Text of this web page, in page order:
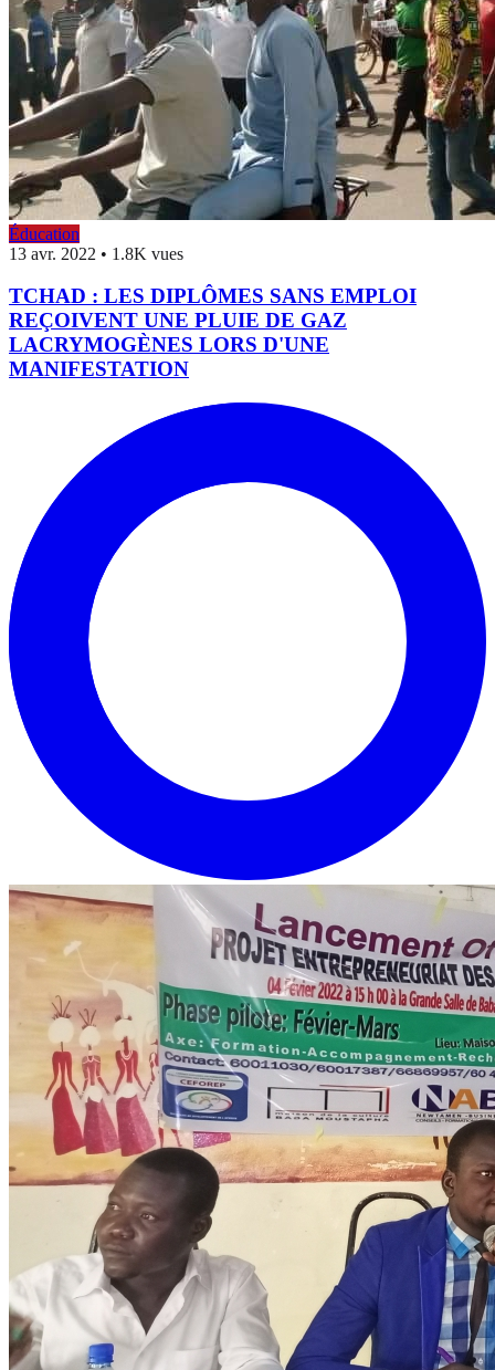
Éducation
13 avr. 2022 • 1.8K vues
TCHAD : LES DIPLÔMES SANS EMPLOI
REÇOIVENT UNE PLUIE DE GAZ
LACRYMOGÈNES LORS D'UNE
MANIFESTATION